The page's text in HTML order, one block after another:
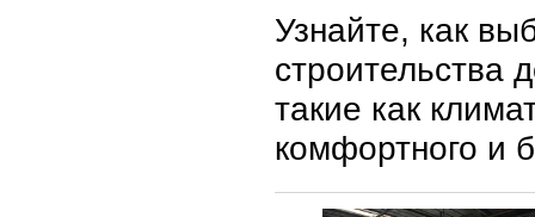
Узнайте, как
строительства
такие как
комфортного и